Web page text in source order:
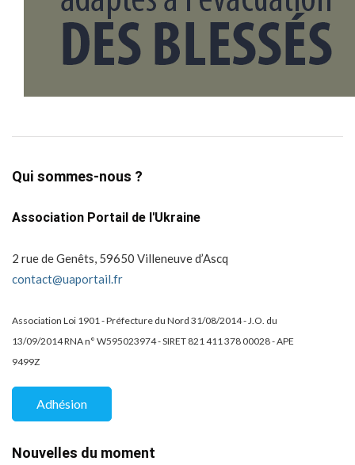
Qui sommes-nous ?
Association Portail de l'Ukraine
2 rue de Genêts, 59650 Villeneuve d’Ascq
contact@uaportail.fr
Association Loi 1901 - Préfecture du Nord 31/08/2014 - J.O. du
13/09/2014 RNA n° W595023974 - SIRET 821 411 378 00028 - APE
9499Z
Adhésion
Nouvelles du moment